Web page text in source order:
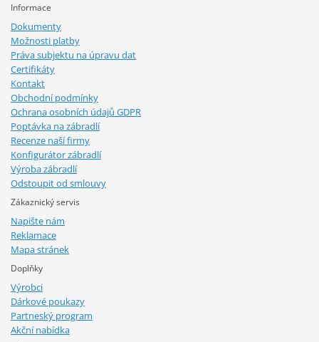
Informace
Dokumenty
Možnosti platby
Práva subjektu na úpravu dat
Certifikáty
Kontakt
Obchodní podmínky
Ochrana osobních údajů GDPR
Poptávka na zábradlí
Recenze naší firmy
Konfigurátor zábradlí
Výroba zábradlí
Odstoupit od smlouvy
Zákaznický servis
Napište nám
Reklamace
Mapa stránek
Doplňky
Výrobci
Dárkové poukazy
Partneský program
Akční nabídka